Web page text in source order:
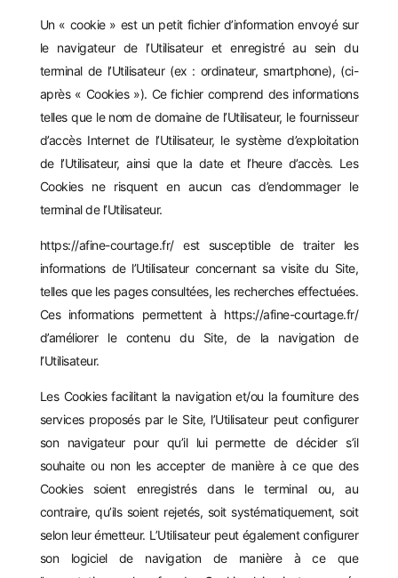
Un « cookie » est un petit fichier d’information envoyé sur
le navigateur de l’Utilisateur et enregistré au sein du
terminal de l’Utilisateur (ex : ordinateur, smartphone), (ci-
après « Cookies »). Ce fichier comprend des informations
telles que le nom de domaine de l’Utilisateur, le fournisseur
d’accès Internet de l’Utilisateur, le système d’exploitation
de l’Utilisateur, ainsi que la date et l’heure d’accès. Les
Cookies ne risquent en aucun cas d’endommager le
terminal de l’Utilisateur.
https://afine-courtage.fr/est susceptible de traiter les
informations de l’Utilisateur concernant sa visite du Site,
telles que les pages consultées, les recherches effectuées.
Ces informations permettent à https://afine-courtage.fr/
d’améliorer le contenu du Site, de la navigation de
l’Utilisateur.
Les Cookies facilitant la navigation et/ou la fourniture des
services proposés par le Site, l’Utilisateur peut configurer
son navigateur pour qu’il lui permette de décider s’il
souhaite ou non les accepter de manière à ce que des
Cookies soient enregistrés dans le terminal ou, au
contraire, qu’ils soient rejetés, soit systématiquement, soit
selon leur émetteur. L’Utilisateur peut également configurer
son logiciel de navigation de manière à ce que